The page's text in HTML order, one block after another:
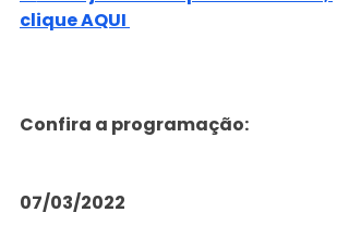
clique AQUI
Confira a programação:
07/03/2022